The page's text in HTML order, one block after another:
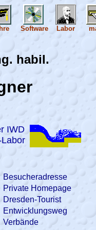
Software Labor
habil.
IWD
Besucheradresse
Private Homepage
Dresden-Tourist
Entwicklungsweg
Verbände